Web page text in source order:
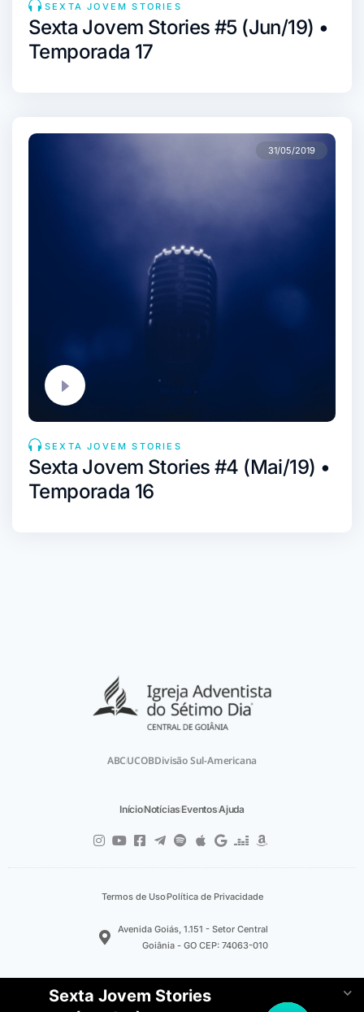
SEXTA JOVEM STORIES
Sexta Jovem Stories #5 (Jun/19) •
Temporada 17
31/05/2019
SEXTA JOVEM STORIES
Sexta Jovem Stories #4 (Mai/19) •
Temporada 16
ABCUCOBDivisão Sul-Americana
InícioNotíciasEventosAjuda
Termos de UsoPolítica de Privacidade
Avenida Goiás, 1.151 - Setor Central
Goiânia - GO CEP: 74063-010
© 2023Central de Goiânia· Departamento de Comunicação.
Made with ❤︎ byMflix Media™. Direção Executiva: Marcos Félix.
Sexta Jovem Stories